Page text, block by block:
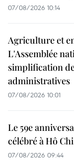
07/08/2026 10:14
Agriculture et
L'Assemblée
simplification
administratives
07/08/2026 10:01
Le 59e
célébré à Hô
07/08/2026 09:44